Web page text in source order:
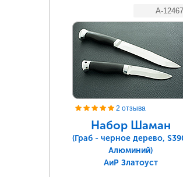
A-12467
2 отзыва
Набор Шаман
(Граб - черное дерево,
Алюминий)
АиР Златоуст